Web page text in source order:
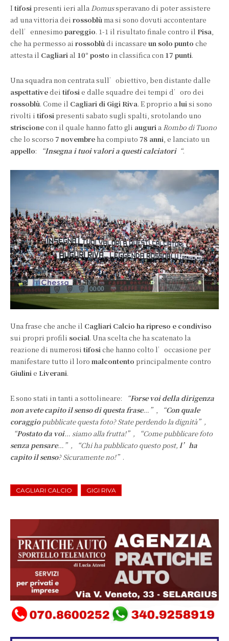
Itifosipresenti ieri alla Domussperavano di poter assistere
ad una vittoria dei rossoblùma si sono dovuti accontentare
dell’ennesimo pareggio. 1-1 il risultato finale contro il Pisa,
che ha permesso ai rossoblùdi incassare un solo punto che
attesta il Cagliari al 10° posto in classifica con 17 punti.
Una squadra non centrata sull’obiettivo, ben distante dalle
aspettativedei tifosie dalle squadre dei tempi d’oro dei
rossoblù. Come il Cagliari di Gigi Riva. E proprio aluisi sono
rivolti i tifosipresenti sabato sugli spalti, srotolando uno
striscionecon il quale hanno fatto gli auguri a Rombo di Tuono
che lo scorso 7 novembre ha compiuto 78 anni, e lanciato un
appello: “Insegna i tuoi valori a questi calciatori“.
Una frase che anche il Cagliari Calcio ha ripreso e condiviso
sui propri profili social. Una scelta che ha scatenato la
reazione di numerosi tifosiche hanno colto l’occasione per
manifestare tutto il loro malcontento principalmente contro
Giulinie Liverani.
E sono stati in tanti a sottolineare: “Forse voi della dirigenza
non avete capito il senso di questa frase…” , “Con quale
coraggiopubblicate questa foto? State perdendo la dignità”,
“Postato da voi… siamo alla frutta!”, “Come pubblicare foto
senza pensare…”, “Chi ha pubblicato questo post, l’ha
capito il senso? Sicuramente no!” .
CAGLIARI CALCIO GIGI RIVA